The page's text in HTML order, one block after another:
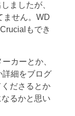
ましたが、
ません。WD
もでき
カーとか、
詳細をブログ
ださるとか
るかと思い